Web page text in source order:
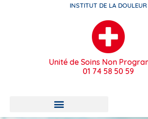
INSTITUT DE LA DOULEUR
Unité de Soins Non
01 74 58 50 59